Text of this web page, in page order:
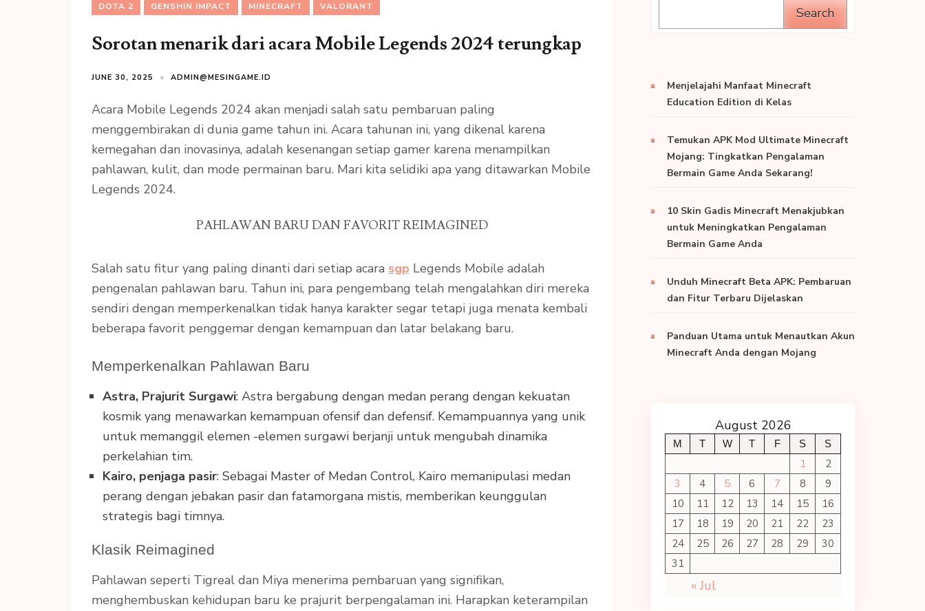
DOTA 2 GENSHIN IMPACT MINECRAFT VALORANT
Sorotan menarik dari acara Mobile Legends 2024 terungkap
JUNE 30, 2025 ADMIN@MESINGAME.ID
Acara Mobile Legends 2024 akan menjadi salah satu pembaruan paling
menggembirakan di dunia game tahun ini. Acara tahunan ini, yang dikenal karena
kemegahan dan inovasinya, adalah kesenangan setiap gamer karena menampilkan
pahlawan, kulit, dan mode permainan baru. Mari kita selidiki apa yang ditawarkan Mobile
Legends 2024.
PAHLAWAN BARU DAN FAVORIT REIMAGINED
Salah satu fitur yang paling dinanti dari setiap acara sgp Legends Mobile adalah
pengenalan pahlawan baru. Tahun ini, para pengembang telah mengalahkan diri mereka
sendiri dengan memperkenalkan tidak hanya karakter segar tetapi juga menata kembali
beberapa favorit penggemar dengan kemampuan dan latar belakang baru.
Memperkenalkan Pahlawan Baru
Astra, Prajurit Surgawi: Astra bergabung dengan medan perang dengan kekuatan
kosmik yang menawarkan kemampuan ofensif dan defensif. Kemampuannya yang unik
untuk memanggil elemen -elemen surgawi berjanji untuk mengubah dinamika
perkelahian tim.
Kairo, penjaga pasir: Sebagai Master of Medan Control, Kairo memanipulasi medan
perang dengan jebakan pasir dan fatamorgana mistis, memberikan keunggulan
strategis bagi timnya.
Klasik Reimagined
Pahlawan seperti Tigreal dan Miya menerima pembaruan yang signifikan,
menghembuskan kehidupan baru ke prajurit berpengalaman ini. Harapkan keterampilan
Search
Menjelajahi Manfaat Minecraft
Education Edition di Kelas
Temukan APK Mod Ultimate Minecraft
Mojang: Tingkatkan Pengalaman
Bermain Game Anda Sekarang!
10 Skin Gadis Minecraft Menakjubkan
untuk Meningkatkan Pengalaman
Bermain Game Anda
Unduh Minecraft Beta APK: Pembaruan
dan Fitur Terbaru Dijelaskan
Panduan Utama untuk Menautkan Akun
Minecraft Anda dengan Mojang
August 2026
M T W T F S S
1
2
3
4 5 6 7 8
9
10
11 12 13 14 15
16
17
18 19 20 21 22
23
24
25 26 27 28 29
30
31
« Jul